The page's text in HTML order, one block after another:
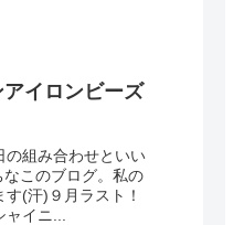
イロンビーズ
の組み合わせといい
このブログ。私の
(汗)９月ラスト！
イニ...